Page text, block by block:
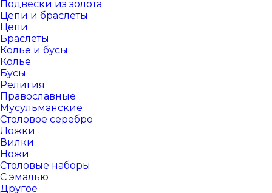
Подвески из золота
Цепи и браслеты
Цепи
Браслеты
Колье и бусы
Колье
Бусы
Религия
Православные
Мусульманские
Столовое серебро
Ложки
Вилки
Ножи
Столовые наборы
С эмалью
Другое